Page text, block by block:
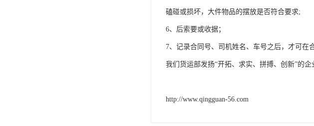
磕碰或损坏，大件物品的摆放是否符合要求;
6、后索要或收据；
7、记录合同号、司机姓名、车号之后，才可在
我们货运部发扬“开拓、求实、拼搏、创新”的
http://www.qingguan-56.com